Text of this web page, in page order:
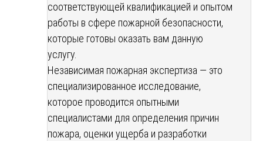
соответствующей квалификацией и опытом
работы в сфере пожарной безопасности,
которые готовы оказать вам данную
услугу.
Независимая пожарная экспертиза — это
специализированное исследование,
которое проводится опытными
специалистами для определения причин
пожара, оценки ущерба и разработки